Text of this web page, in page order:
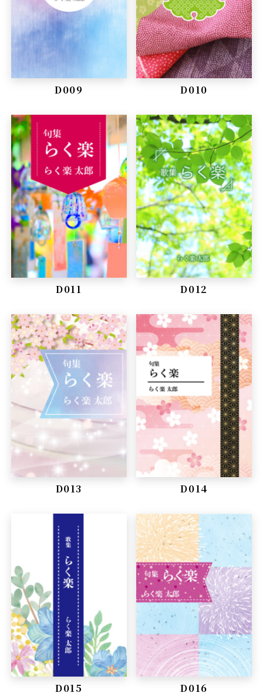
D009 D010
D011 D012
D013 D014
D015 D016